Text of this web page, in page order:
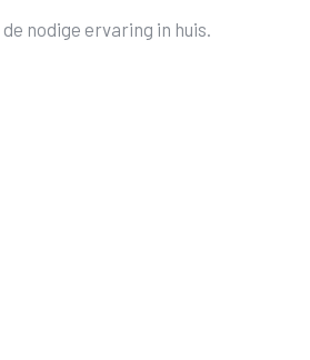
nodige ervaring in huis.